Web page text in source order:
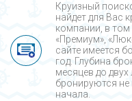
Круизный
найдет для Вас
компании, в том
«Премиум»,
сайте имеется
год. Глубина
месяцев до двух
бронируются не
начала.